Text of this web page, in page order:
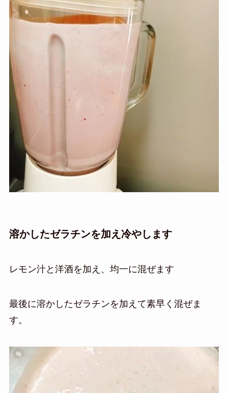
溶かしたゼラチンを加え冷やします
レモン汁と洋酒を加え、 均一に混ぜます
最後に溶かしたゼラチンを加えて素早く混ぜま
す。